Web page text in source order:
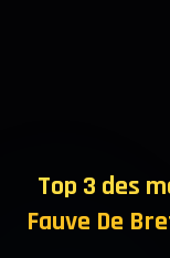
Top 3 des
Fauve De
✦